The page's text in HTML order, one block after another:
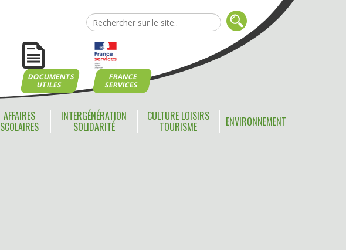
DOCUMENTS
UTILES
FRANCE
SERVICES
AFFAIRES
SCOLAIRES
INTERGÉNÉRATION
SOLIDARITÉ
CULTURE LOISIRS
TOURISME ENVIRONNEMENT